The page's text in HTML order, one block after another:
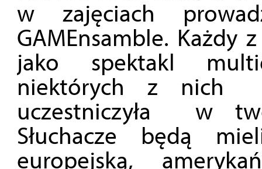
w zajęciach
GAMEnsamble. Każdy
jako spektakl
niektórych z nich
uczestniczyła w
Słuchacze będą
europejską,